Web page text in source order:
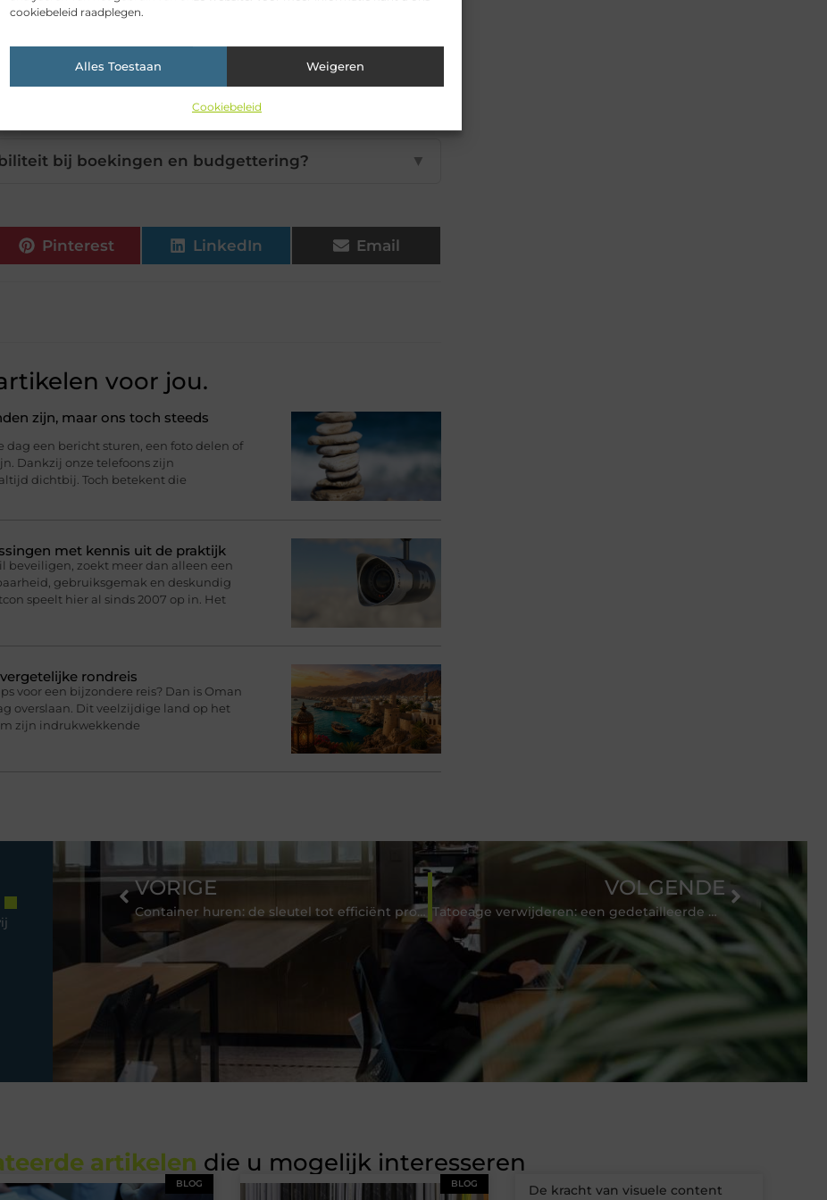
cookiebeleid raadplegen.
Alles Toestaan Weigeren
Cookiebeleid
essentieel voor een zakelijke bijeenkomst? ▼
goede catering bij een vergadering?
bij boekingen en budgettering? ▼
Pinterest LinkedIn Email
voor jou.
zijn, maar ons toch steeds
een bericht sturen, een foto delen of
Dankzij onze telefoons zijn
dichtbij. Toch betekent die
met kennis uit de praktijk
beveiligen, zoekt meer dan alleen een
gebruiksgemak en deskundig
speelt hier al sinds 2007 op in. Het
rondreis
voor een bijzondere reis? Dan is Oman
overslaan. Dit veelzijdige land op het
zijn indrukwekkende
VORIGE
Container huren: de sleutel tot efficiënt projectmanagement
VOLGENDE
Tatoeage verwijderen: een gedetailleerde gids
artikelen die u mogelijk interesseren
BLOG BLOG De kracht van visuele content